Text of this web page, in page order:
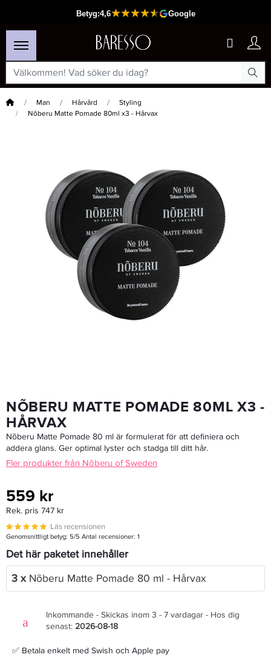
Hem Man Hårvård
Styling
Nõberu Matte Pomade 80ml x3 - Hårvax
Nõberu Salt Water Spray Amalfi 200 Ml - Saltvattenspray
249 kr 199,20 kr
NÕBERU MATTE POMADE 80ML X3 -
HÅRVAX
Nõberu Matte Pomade 80 ml är formulerat för att definiera och
addera glans. Ger optimal lyster och stadga till ditt hår.
Fler produkter från Nõberu of Sweden
559 kr
Rek. pris 747 kr
Läs recensionen
Genomsnittligt betyg: 5/5 Antal recensioner: 1
Det här paketet innehåller
3 x Nõberu Matte Pomade 80 ml - Hårvax
Inkommande - Skickas inom 3 - 7 vardagar - Hos dig
senast: 2026-08-18
✅ Betala enkelt med Swish och Apple pay